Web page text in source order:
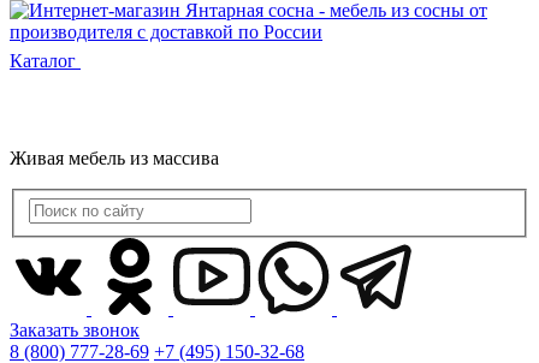
Каталог
Живая мебель из массива
Заказать звонок
8 (800) 777-28-69 +7 (495) 150-32-68